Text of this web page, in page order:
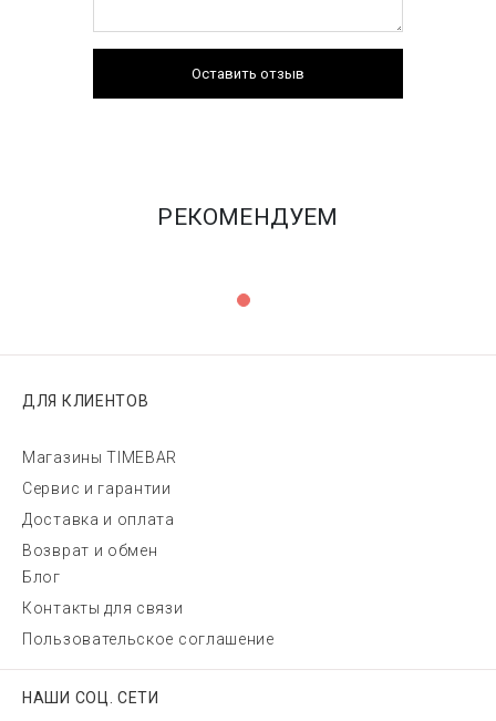
Оставить отзыв
РЕКОМЕНДУЕМ
ДЛЯ КЛИЕНТОВ
Магазины TIMEBAR
Сервис и гарантии
Доставка и оплата
Возврат и обмен
Блог
Контакты для связи
Пользовательское соглашение
НАШИ СОЦ. СЕТИ